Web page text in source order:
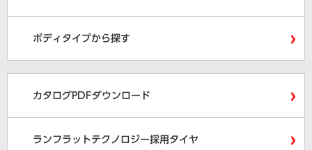
ボディタイプから探す
カタログPDFダウンロード
ランフラットテクノロジー採用タイヤ